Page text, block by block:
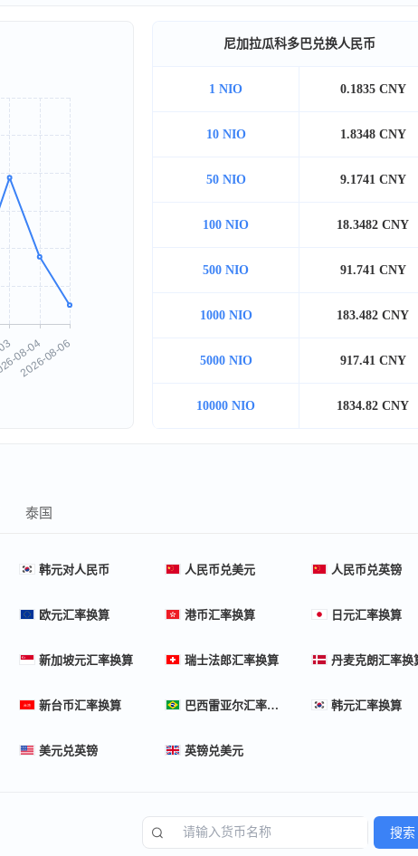
尼加拉瓜科多巴兑换人民币
1 NIO 0.1835 CNY
10 NIO 1.8348 CNY
50 NIO 9.1741 CNY
100 NIO 18.3482 CNY
500 NIO 91.741 CNY
1000 NIO 183.482 CNY
5000 NIO 917.41 CNY
10000 NIO 1834.82 CNY
泰国
韩元对人民币 人民币兑美元 人民币兑英镑
欧元汇率换算 港币汇率换算 日元汇率换算
新加坡元汇率换算 瑞士法郎汇率换算 丹麦克朗汇率换
新台币汇率换算 巴西雷亚尔汇率换算 韩元汇率换算
美元兑英镑 英镑兑美元
搜索